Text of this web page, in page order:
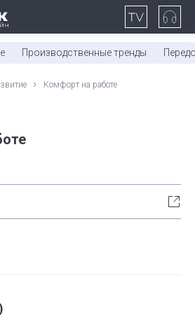
Производственные тренды
Комфорт на работе